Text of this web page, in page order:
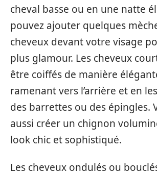
cheval basse ou en une natte
pouvez ajouter quelques
cheveux devant votre visage
plus glamour. Les cheveux
être coiffés de manière
ramenant vers l’arrière et en
des barrettes ou des épingles.
aussi créer un chignon
look chic et sophistiqué.
Les cheveux ondulés ou